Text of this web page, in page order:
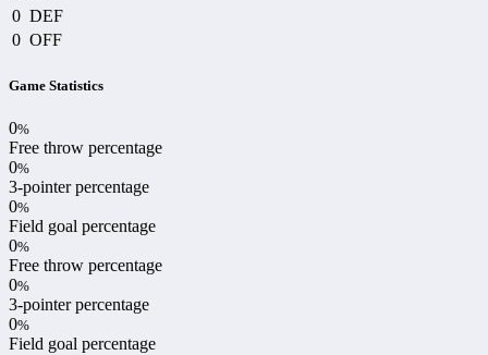
0 DEF
0 OFF
Game Statistics
0%
Free throw percentage
0%
3-pointer percentage
0%
Field goal percentage
0%
Free throw percentage
0%
3-pointer percentage
0%
Field goal percentage